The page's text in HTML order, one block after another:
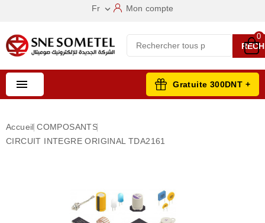
Fr  Mon compte
0
 Gratuite 300DNT +
Accueil COMPOSANTS
CIRCUIT INTEGRE ORIGINAL TDA2161